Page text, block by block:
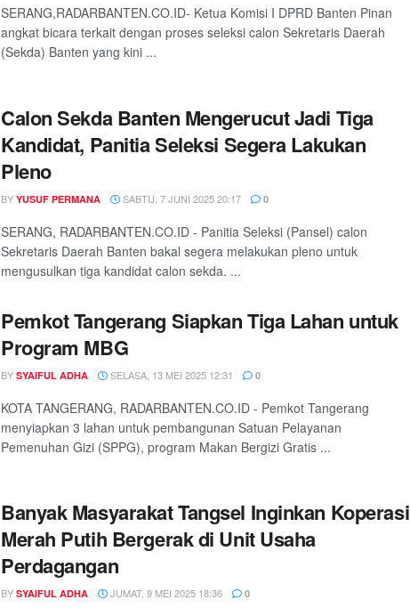
SERANG,RADARBANTEN.CO.ID- Ketua Komisi I DPRD Banten Pinan
angkat bicara terkait dengan proses seleksi calon Sekretaris Daerah
(Sekda) Banten yang kini ...
Calon Sekda Banten Mengerucut Jadi Tiga
Kandidat, Panitia Seleksi Segera Lakukan
Pleno
BY YUSUF PERMANA SABTU, 7 JUNI 2025 20:17 0
SERANG, RADARBANTEN.CO.ID - Panitia Seleksi (Pansel) calon
Sekretaris Daerah Banten bakal segera melakukan pleno untuk
mengusulkan tiga kandidat calon sekda. ...
Pemkot Tangerang Siapkan Tiga Lahan untuk
Program MBG
BY SYAIFUL ADHA SELASA, 13 MEI 2025 12:31 0
KOTA TANGERANG, RADARBANTEN.CO.ID - Pemkot Tangerang
menyiapkan 3 lahan untuk pembangunan Satuan Pelayanan
Pemenuhan Gizi (SPPG), program Makan Bergizi Gratis ...
Banyak Masyarakat Tangsel Inginkan Koperasi
Merah Putih Bergerak di Unit Usaha
Perdagangan
BY SYAIFUL ADHA JUMAT, 9 MEI 2025 18:36 0